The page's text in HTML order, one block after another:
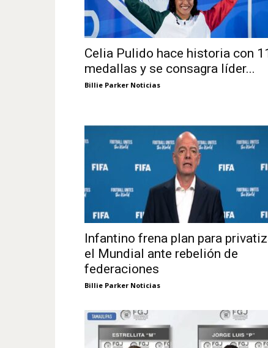
Celia Pulido hace historia con
medallas y se consagra líder...
Billie Parker Noticias
Infantino frena plan para
el Mundial ante rebelión de
federaciones
Billie Parker Noticias